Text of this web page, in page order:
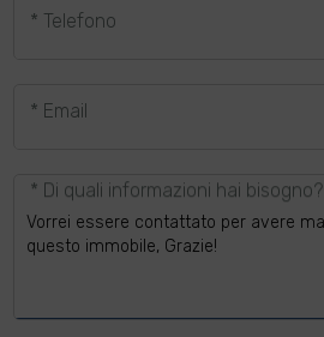
* Telefono
* Email
* Di quali informazioni hai bisogno?